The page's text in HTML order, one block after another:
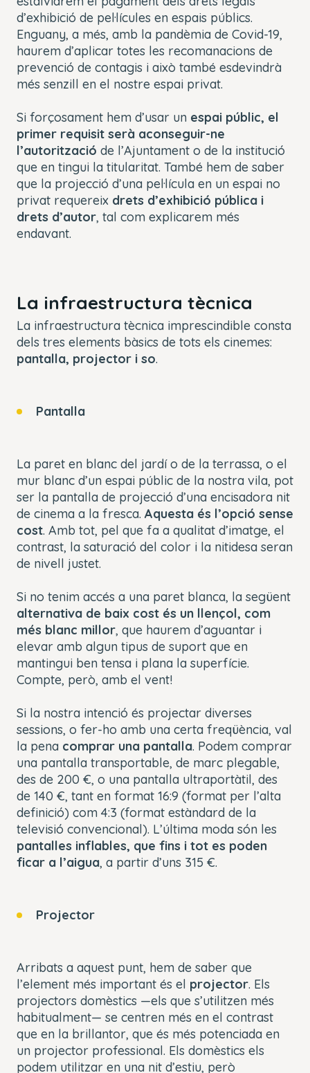
d’exhibició de pel·lícules en espais públics.
Enguany, a més, amb la pandèmia de Covid-19,
haurem d’aplicar totes les recomanacions de
prevenció de contagis i això també esdevindrà
més senzill en el nostre espai privat.
Si forçosament hem d’usar un espai públic, el
primer requisit serà aconseguir-ne
l’autorització de l’Ajuntament o de la institució
que en tingui la titularitat. També hem de saber
que la projecció d’una pel·lícula en un espai no
privat requereix drets d’exhibició pública i
drets d’autor, tal com explicarem més
endavant.
La infraestructura tècnica
La infraestructura tècnica imprescindible consta
dels tres elements bàsics de tots els cinemes:
pantalla, projector i so.
Pantalla
La paret en blanc del jardí o de la terrassa, o el
mur blanc d’un espai públic de la nostra vila, pot
ser la pantalla de projecció d’una encisadora nit
de cinema a la fresca. Aquesta és l’opció sense
cost. Amb tot, pel que fa a qualitat d’imatge, el
contrast, la saturació del color i la nitidesa seran
de nivell justet.
Si no tenim accés a una paret blanca, la següent
alternativa de baix cost és un llençol, com
més blanc millor, que haurem d’aguantar i
elevar amb algun tipus de suport que en
mantingui ben tensa i plana la superfície.
Compte, però, amb el vent!
Si la nostra intenció és projectar diverses
sessions, o fer-ho amb una certa freqüència, val
la pena comprar una pantalla. Podem comprar
una pantalla transportable, de marc plegable,
des de 200 €, o una pantalla ultraportàtil, des
de 140 €, tant en format 16:9 (format per l’alta
definició) com 4:3 (format estàndard de la
televisió convencional). L’última moda són les
pantalles inflables, que fins i tot es poden
ficar a l’aigua, a partir d’uns 315 €.
Projector
Arribats a aquest punt, hem de saber que
l’element més important és el projector. Els
projectors domèstics —els que s’utilitzen més
habitualment— se centren més en el contrast
que en la brillantor, que és més potenciada en
un projector professional. Els domèstics els
podem utilitzar en una nit d’estiu, però